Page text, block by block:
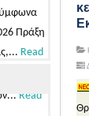
σε
σε
της